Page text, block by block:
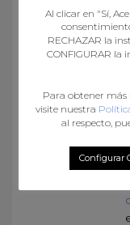
Al clicar en "Sí,
RECHAZAR la
CONFIGURAR la
Para obtener más
visite nuestra
al respecto,
Configurar